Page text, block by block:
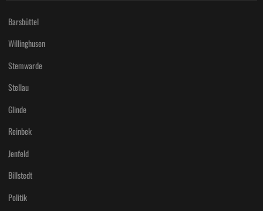
Barsbüttel
Willinghusen
Stemwarde
Stellau
Glinde
Reinbek
Jenfeld
Billstedt
Politik